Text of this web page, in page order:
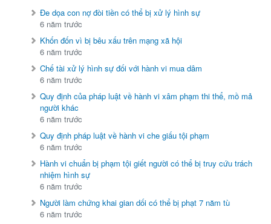
Đe dọa con nợ đòi tiền có thể bị xử lý hình sự
6 năm trước
Khốn đốn vì bị bêu xấu trên mạng xã hội
6 năm trước
Chế tài xử lý hình sự đối với hành vi mua dâm
6 năm trước
Quy định của pháp luật về hành vi xâm phạm thi thể, mồ mả
người khác
6 năm trước
Quy định pháp luật về hành vi che giấu tội phạm
6 năm trước
Hành vi chuẩn bị phạm tội giết người có thể bị truy cứu trách
nhiệm hình sự
6 năm trước
Người làm chứng khai gian dối có thể bị phạt 7 năm tù
6 năm trước